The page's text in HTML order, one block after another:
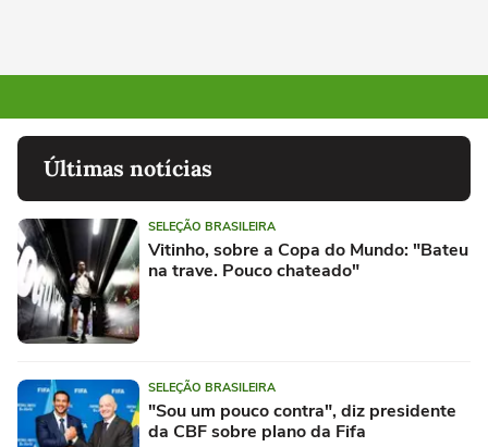
Últimas notícias
SELEÇÃO BRASILEIRA
Vitinho, sobre a Copa do Mundo: "Bateu
na trave. Pouco chateado"
SELEÇÃO BRASILEIRA
"Sou um pouco contra", diz presidente
da CBF sobre plano da Fifa